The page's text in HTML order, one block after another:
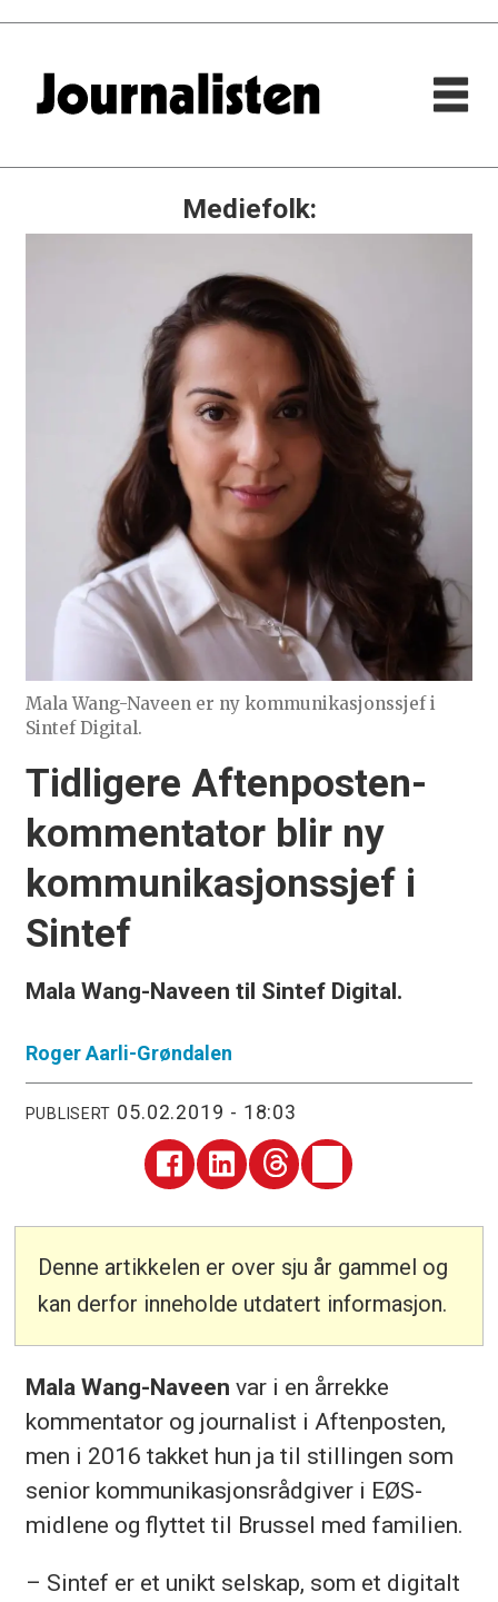
Mediefolk:
Mala Wang-Naveen er ny kommunikasjonssjef i
Sintef Digital.
Tidligere Aftenposten-
kommentator blir ny
kommunikasjonssjef i
Sintef
Mala Wang-Naveen til Sintef Digital.
Roger Aarli-Grøndalen
PUBLISERT 05.02.2019 - 18:03
Denne artikkelen er over sju år gammel og
kan derfor inneholde utdatert informasjon.
Mala Wang-Naveen var i en årrekke
kommentator og journalist i Aftenposten,
men i 2016 takket hun ja til stillingen som
senior kommunikasjonsrådgiver i EØS-
midlene og flyttet til Brussel med familien.
– Sintef er et unikt selskap, som et digitalt